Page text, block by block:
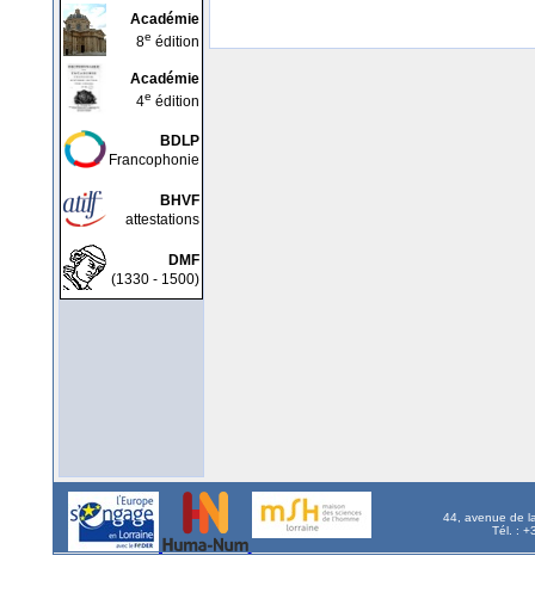
Académie
8e édition
Académie
4e édition
BDLP
Francophonie
BHVF
attestations
DMF
(1330 - 1500)
44, avenue de
Tél. :